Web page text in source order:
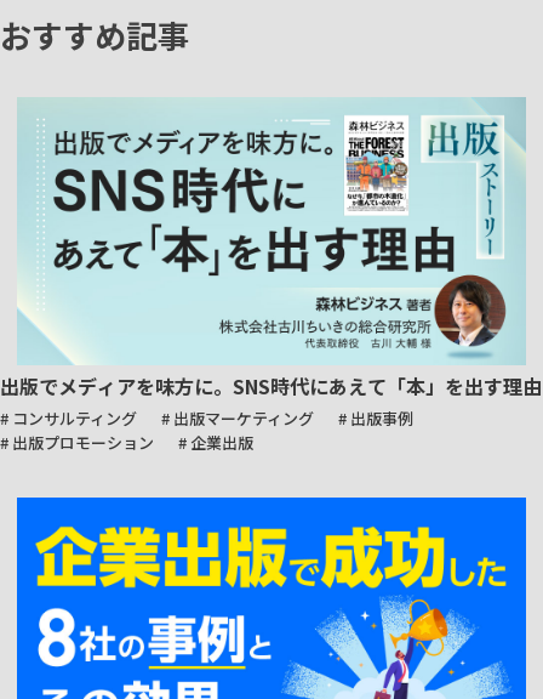
おすすめ記事
出版でメディアを味方に。SNS時代にあえて「本」を出す理由
# コンサルティング # 出版マーケティング
# 出版事例
# 出版プロモーション
# 企業出版